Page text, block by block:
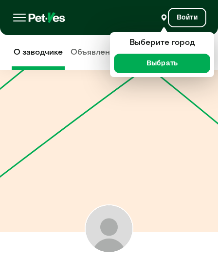
Войти
О заводчике Объявления Отзывы
Выберите город
Выбрать